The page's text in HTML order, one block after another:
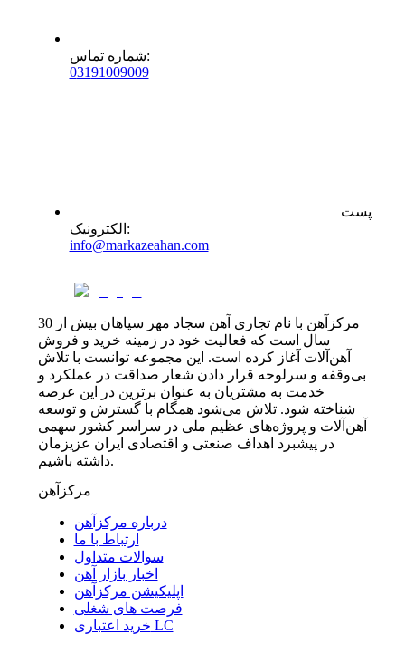
شماره تماس:
03191009009
پست
الکترونیک :
info@markazeahan.com
مرکزآهن با نام تجاری آهن سجاد مهر سپاهان بیش از 30
سال است که فعالیت خود در زمینه خرید و فروش
آهن‌آلات آغاز کرده است. این مجموعه توانست با تلاش
بی‌وقفه و سرلوحه قرار دادن شعار صداقت در عملکرد و
خدمت به مشتریان به عنوان برترین در این عرصه
شناخته شود. تلاش می‌شود همگام با گسترش و توسعه
آهن‌آلات و پروژه‌های عظیم ملی در سراسر کشور سهمی
در پیشبرد اهداف صنعتی و اقتصادی ایران عزیزمان
داشته باشیم.
مرکزآهن
درباره مرکزآهن
ارتباط با ما
سوالات متداول
اخبار بازار آهن
اپلیکیشن مرکزآهن
فرصت های شغلی
خرید اعتباری LC